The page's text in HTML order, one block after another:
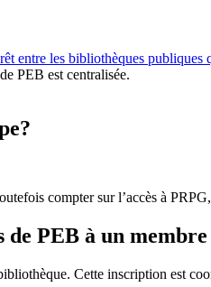
entre les bibliothèques publiques
PEB est centralisée.
compter sur l’accès à
PEB à un
Cette inscription est